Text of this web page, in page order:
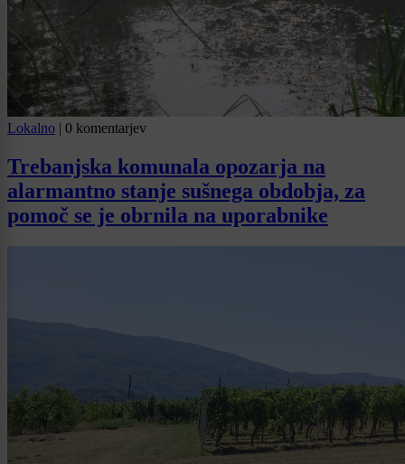
Lokalno | 0 komentarjev
Trebanjska komunala opozarja na
alarmantno stanje sušnega obdobja, za
pomoč se je obrnila na uporabnike